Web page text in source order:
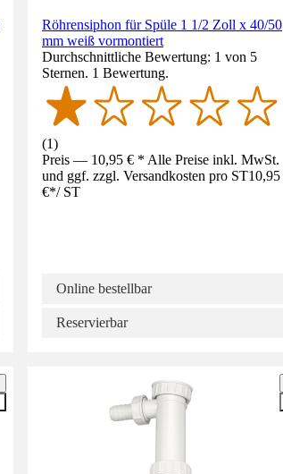
Röhrensiphon für Spüle 1 1/2 Zoll x 40/50
mm weiß vormontiert
Durchschnittliche Bewertung: 1 von 5
Sternen. 1 Bewertung.
(1)
Preis — 10,95 € * Alle Preise inkl. MwSt.
und ggf. zzgl. Versandkosten pro ST10,95
€*/ ST
Online bestellbar
Reservierbar